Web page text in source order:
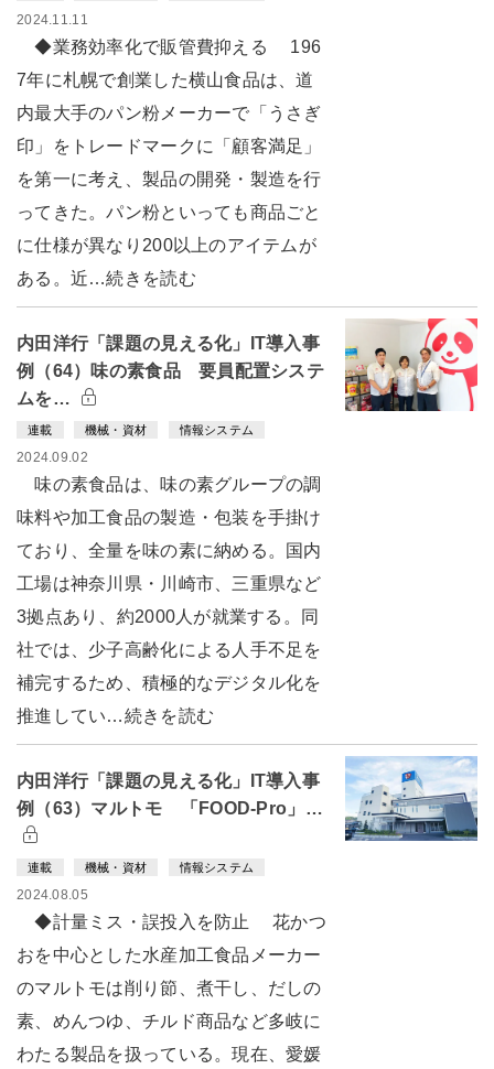
2024.11.11
◆業務効率化で販管費抑える 196
7年に札幌で創業した横山食品は、道
内最大手のパン粉メーカーで「うさぎ
印」をトレードマークに「顧客満足」
を第一に考え、製品の開発・製造を行
ってきた。パン粉といっても商品ごと
に仕様が異なり200以上のアイテムが
ある。近…続きを読む
内田洋行「課題の見える化」IT導入事
例（64）味の素食品 要員配置システ
ムを…
連載 機械・資材 情報システム
2024.09.02
味の素食品は、味の素グループの調
味料や加工食品の製造・包装を手掛け
ており、全量を味の素に納める。国内
工場は神奈川県・川崎市、三重県など
3拠点あり、約2000人が就業する。同
社では、少子高齢化による人手不足を
補完するため、積極的なデジタル化を
推進してい…続きを読む
内田洋行「課題の見える化」IT導入事
例（63）マルトモ 「FOOD-Pro」…
連載 機械・資材 情報システム
2024.08.05
◆計量ミス・誤投入を防止 花かつ
おを中心とした水産加工食品メーカー
のマルトモは削り節、煮干し、だしの
素、めんつゆ、チルド商品など多岐に
わたる製品を扱っている。現在、愛媛